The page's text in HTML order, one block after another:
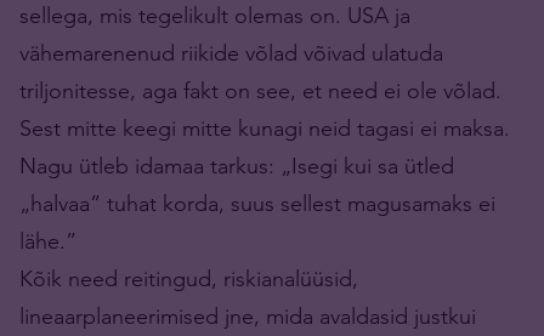
sellega, mis tegelikult olemas on. USA ja
vähemarenenud riikide võlad võivad ulatuda
triljonitesse, aga fakt on see, et need ei ole võlad.
Sest mitte keegi mitte kunagi neid tagasi ei maksa.
Nagu ütleb idamaa tarkus: „Isegi kui sa ütled
„halvaa” tuhat korda, suus sellest magusamaks ei
lähe.”
Kõik need reitingud, riskianalüüsid,
lineaarplaneerimised jne, mida avaldasid justkui